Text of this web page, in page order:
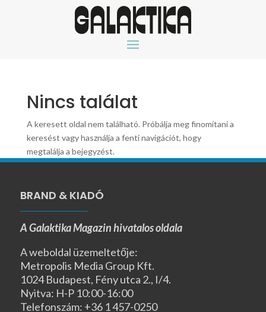
Nincs találat
A keresett oldal nem található. Próbálja meg finomítani a
keresést vagy használja a fenti navigációt, hogy
megtalálja a bejegyzést.
BRAND & KIADÓ
A Galaktika Magazin hivatalos oldala
A weboldal üzemeltetője:
Metropolis Media Group Kft.
1024 Budapest, Fény utca 2., I/4.
Nyitva: H-P 10:00-16:00
Telefonszám: +36 1 457-0250